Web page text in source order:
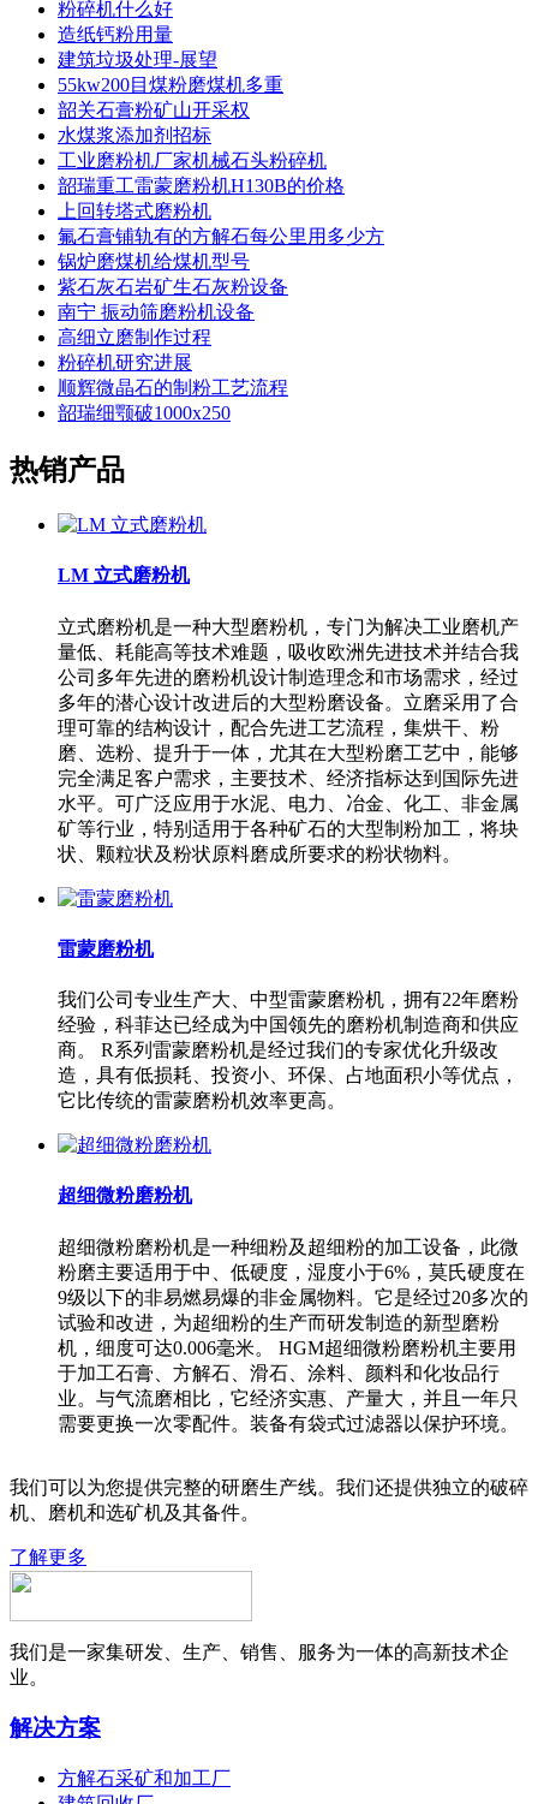
粉碎机什么好
造纸钙粉用量
建筑垃圾处理-展望
55kw200目煤粉磨煤机多重
韶关石膏粉矿山开采权
水煤浆添加剂招标
工业磨粉机厂家机械石头粉碎机
韶瑞重工雷蒙磨粉机H130B的价格
上回转塔式磨粉机
氟石膏铺轨有的方解石每公里用多少方
锅炉磨煤机给煤机型号
紫石灰石岩矿生石灰粉设备
南宁 振动筛磨粉机设备
高细立磨制作过程
粉碎机研究进展
顺辉微晶石的制粉工艺流程
韶瑞细颚破1000x250
热销产品
LM 立式磨粉机
立式磨粉机是一种大型磨粉机，专门为解决工业磨机产
量低、耗能高等技术难题，吸收欧洲先进技术并结合我
公司多年先进的磨粉机设计制造理念和市场需求，经过
多年的潜心设计改进后的大型粉磨设备。立磨采用了合
理可靠的结构设计，配合先进工艺流程，集烘干、粉
磨、选粉、提升于一体，尤其在大型粉磨工艺中，能够
完全满足客户需求，主要技术、经济指标达到国际先进
水平。可广泛应用于水泥、电力、冶金、化工、非金属
矿等行业，特别适用于各种矿石的大型制粉加工，将块
状、颗粒状及粉状原料磨成所要求的粉状物料。
雷蒙磨粉机
我们公司专业生产大、中型雷蒙磨粉机，拥有22年磨粉
经验，科菲达已经成为中国领先的磨粉机制造商和供应
商。 R系列雷蒙磨粉机是经过我们的专家优化升级改
造，具有低损耗、投资小、环保、占地面积小等优点，
它比传统的雷蒙磨粉机效率更高。
超细微粉磨粉机
超细微粉磨粉机是一种细粉及超细粉的加工设备，此微
粉磨主要适用于中、低硬度，湿度小于6%，莫氏硬度在
9级以下的非易燃易爆的非金属物料。它是经过20多次的
试验和改进，为超细粉的生产而研发制造的新型磨粉
机，细度可达0.006毫米。 HGM超细微粉磨粉机主要用
于加工石膏、方解石、滑石、涂料、颜料和化妆品行
业。与气流磨相比，它经济实惠、产量大，并且一年只
需要更换一次零配件。装备有袋式过滤器以保护环境。
我们可以为您提供完整的研磨生产线。我们还提供独立的破碎
机、磨机和选矿机及其备件。
了解更多
我们是一家集研发、生产、销售、服务为一体的高新技术企
业。
解决方案
方解石采矿和加工厂